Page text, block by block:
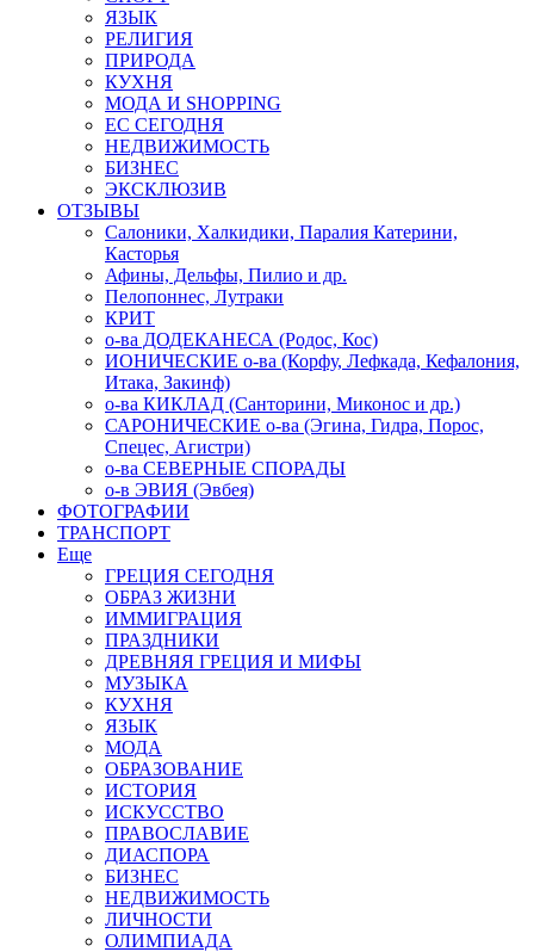
ЯЗЫК
РЕЛИГИЯ
ПРИРОДА
КУХНЯ
МОДА И SHOPPING
ЕС СЕГОДНЯ
НЕДВИЖИМОСТЬ
БИЗНЕС
ЭКСКЛЮЗИВ
ОТЗЫВЫ
Салоники, Халкидики, Паралия Катерини,
Касторья
Афины, Дельфы, Пилио и др.
Пелопоннес, Лутраки
КРИТ
о-ва ДОДЕКАНЕСА (Родос, Кос)
ИОНИЧЕСКИЕ о-ва (Корфу, Лефкада, Кефалония,
Итака, Закинф)
о-ва КИКЛАД (Санторини, Миконос и др.)
САРОНИЧЕСКИЕ о-ва (Эгина, Гидра, Порос,
Спецес, Агистри)
о-ва СЕВЕРНЫЕ СПОРАДЫ
о-в ЭВИЯ (Эвбея)
ФОТОГРАФИИ
ТРАНСПОРТ
Еще
ГРЕЦИЯ СЕГОДНЯ
ОБРАЗ ЖИЗНИ
ИММИГРАЦИЯ
ПРАЗДНИКИ
ДРЕВНЯЯ ГРЕЦИЯ И МИФЫ
МУЗЫКА
КУХНЯ
ЯЗЫК
МОДА
ОБРАЗОВАНИЕ
ИСТОРИЯ
ИСКУССТВО
ПРАВОСЛАВИЕ
ДИАСПОРА
БИЗНЕС
НЕДВИЖИМОСТЬ
ЛИЧНОСТИ
ОЛИМПИАДА